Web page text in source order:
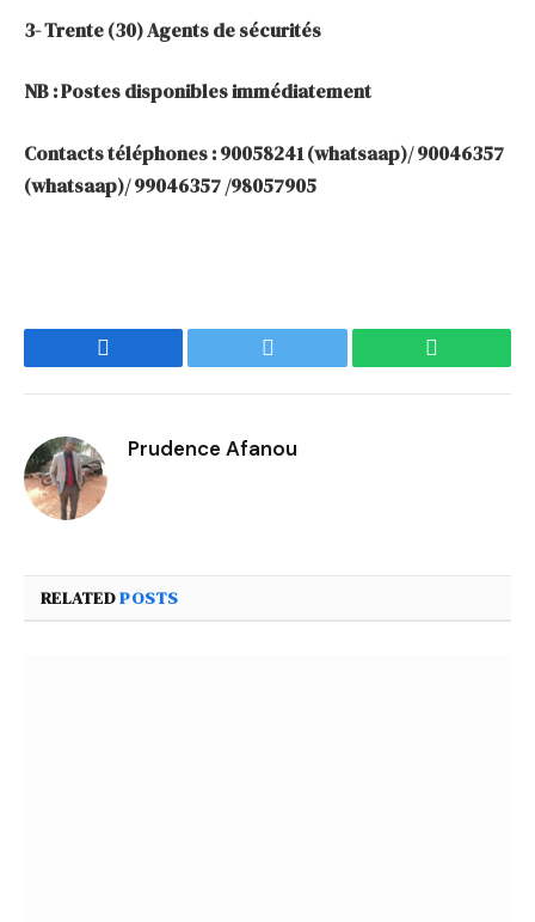
3- Trente (30) Agents de sécurités
NB : Postes disponibles immédiatement
Contacts téléphones : 90058241 (whatsaap)/ 90046357
(whatsaap)/ 99046357 /98057905
Facebook Twitter WhatsApp
Prudence Afanou
RELATEDPOSTS